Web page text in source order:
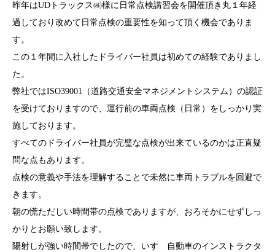
昨年はUDトラックス㈱様に日常点検講習会を開催頂き丸１年経
過しており改めて日常点検の重要性を知って頂く機会でありま
す。
この１年間に入社したドライバー社員は初めての経験でありまし
た。
弊社ではISO39001（道路交通安全マネジメントシステム）の認証
を受けておりますので、運行前の車両点検（日常）をしっかり実
施しております。
すべてのドライバー社員が完璧な点検が出来ているのかは正直疑
問な点もあります。
点検の意義や手法を理解することで未然に車両トラブルを回避で
きます。
朝の慌ただしい時間帯の点検でありますが、おろそかにせずしっ
かりとお願い致します。
陽射しが強い時間帯でしたので、いすゞ自動車のインストラクタ